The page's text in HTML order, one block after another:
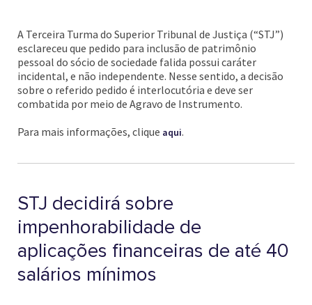
A Terceira Turma do Superior Tribunal de Justiça (“STJ”)
esclareceu que pedido para inclusão de patrimônio
pessoal do sócio de sociedade falida possui caráter
incidental, e não independente. Nesse sentido, a decisão
sobre o referido pedido é interlocutória e deve ser
combatida por meio de Agravo de Instrumento.
Para mais informações, clique aqui.
STJ decidirá sobre
impenhorabilidade de
aplicações financeiras de até 40
salários mínimos